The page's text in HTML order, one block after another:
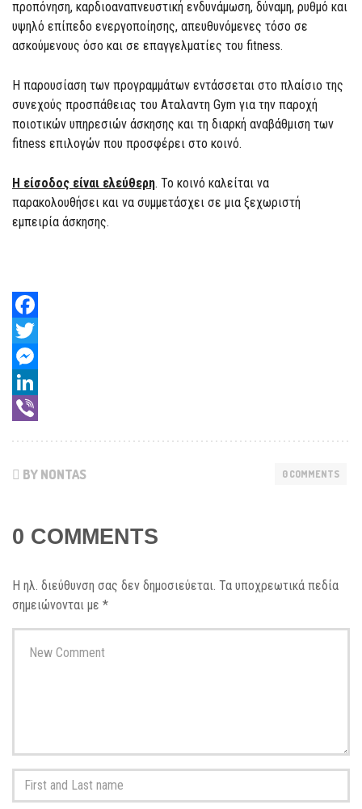
προπόνηση, καρδιοαναπνευστική ενδυνάμωση, δύναμη, ρυθμό και
υψηλό επίπεδο ενεργοποίησης, απευθυνόμενες τόσο σε
ασκούμενους όσο και σε επαγγελματίες του fitness.
Η παρουσίαση των προγραμμάτων εντάσσεται στο πλαίσιο της
συνεχούς προσπάθειας του Αταλαντη Gym για την παροχή
ποιοτικών υπηρεσιών άσκησης και τη διαρκή αναβάθμιση των
fitness επιλογών που προσφέρει στο κοινό.
Η είσοδος είναι ελεύθερη. Το κοινό καλείται να
παρακολουθήσει και να συμμετάσχει σε μια ξεχωριστή
εμπειρία άσκησης.
Facebook
Twitter
Messenger
LinkedIn
BY NONTAS 0 COMMENTS
0 COMMENTS
Η ηλ. διεύθυνση σας δεν δημοσιεύεται. Τα υποχρεωτικά πεδία
σημειώνονται με *
comment*
First
and